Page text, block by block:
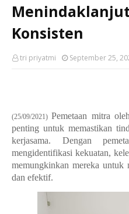
Konsisten
tri priyatmi September 25,
(25/09/2021) Pemetaan mitra
penting untuk memastikan
kerjasama. Dengan
mengidentifikasi kekuatan,
memungkinkan mereka untuk
dan efektif.